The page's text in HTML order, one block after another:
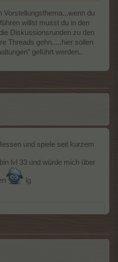
Vorstellungsthema...wenn du
willst musst du in den
Diskussionsrunden zu den
Threads gehn.....hier sollen
geführt werden..
und spiele seit kurzem
bin lvl 33 und würde mich über
lg